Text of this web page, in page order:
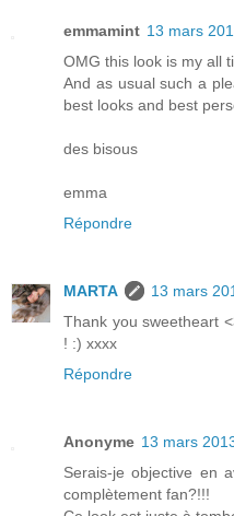
emmamint 13 mars
OMG this look is my all
And as usual such a
best looks and best
des bisous
emma
Répondre
MARTA
13 mars
Thank you sweetheart
! :) xxxx
Répondre
Anonyme 13 mars
Serais-je objective en
complètement fan?!!!